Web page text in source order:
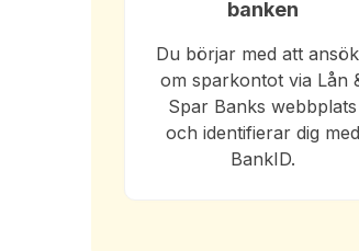
banken
Du börjar med att
om sparkontot via Lån
Spar Banks webbplats
och identifierar dig med
BankID.